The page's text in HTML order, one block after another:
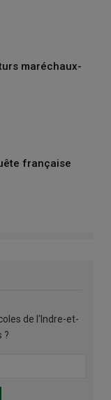
maréchaux-
française
de l'Indre-et-
?